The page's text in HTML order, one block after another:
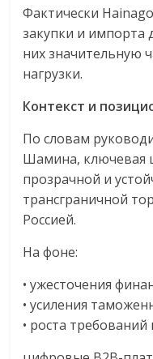
Фактически
закупки и импорта
них значительную
нагрузки.
Контекст и
По словам
Шамина, ключевая
прозрачной и
трансграничной
Россией.
На фоне:
• ужесточения
• усиления
• роста